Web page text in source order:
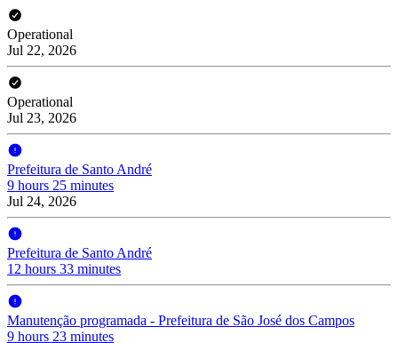
Operational
Jul 22, 2026
Operational
Jul 23, 2026
Prefeitura de Santo André
9 hours 25 minutes
Jul 24, 2026
Prefeitura de Santo André
12 hours 33 minutes
Manutenção programada - Prefeitura de São José dos Campos
9 hours 23 minutes